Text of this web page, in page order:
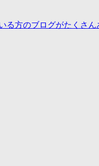
る方のブログがたくさ